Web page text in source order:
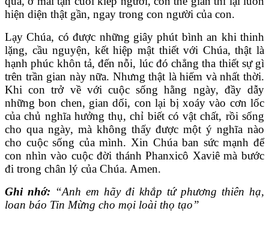
hiện diện thật gần, ngay trong con người của con.
Lạy Chúa, có được những giây phút bình an khi thinh
lặng, cầu nguyện, kết hiệp mật thiết với Chúa, thật là
hạnh phúc khôn tả, đến nỗi, lúc đó chẳng tha thiết sự gì
trên trần gian này nữa. Nhưng thật là hiếm và nhất thời.
Khi con trở về với cuộc sống hằng ngày, đầy dẫy
những bon chen, gian dối, con lại bị xoáy vào cơn lốc
của chủ nghĩa hưởng thụ, chỉ biết có vật chất, rồi sống
cho qua ngày, mà không thấy được một ý nghĩa nào
cho cuộc sống của mình. Xin Chúa ban sức mạnh để
con nhìn vào cuộc đời thánh Phanxicô Xaviê mà bước
đi trong chân lý của Chúa. Amen.
Ghi nhớ: “Anh em hãy đi khắp tứ phương thiên hạ,
loan báo Tin Mừng cho mọi loài thọ tạo”